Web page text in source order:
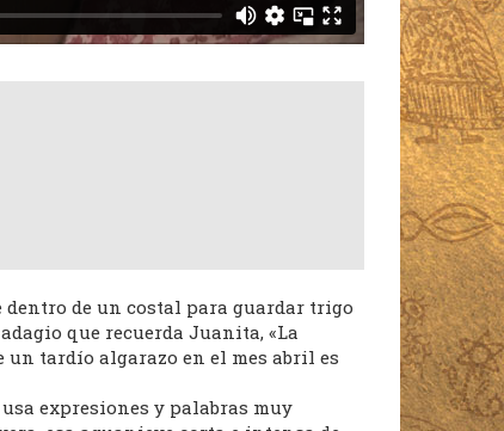
de un costal para guardar trigo
que recuerda Juanita, «La
un tardío algarazo en el mes abril es
expresiones y palabras muy